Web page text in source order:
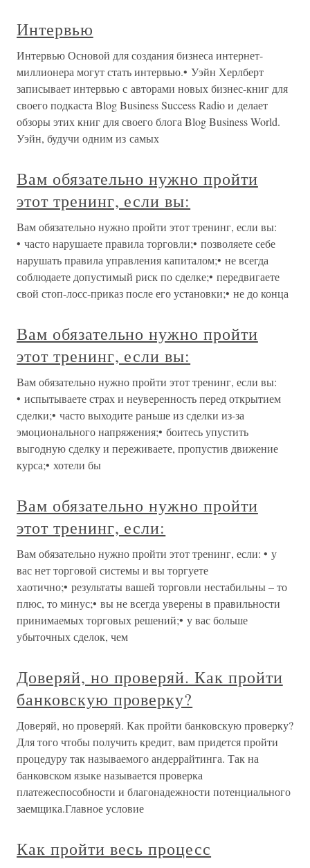
Интервью
Интервью Основой для создания бизнеса интернет-
миллионера могут стать интервью.• Уэйн Херлберт
записывает интервью с авторами новых бизнес-книг для
своего подкаста Blog Business Success Radio и делает
обзоры этих книг для своего блога Blog Business World.
Уэйн, будучи одним из самых
Вам обязательно нужно пройти
этот тренинг, если вы:
Вам обязательно нужно пройти этот тренинг, если вы:
• часто нарушаете правила торговли;• позволяете себе
нарушать правила управления капиталом;• не всегда
соблюдаете допустимый риск по сделке;• передвигаете
свой стоп-лосс-приказ после его установки;• не до конца
Вам обязательно нужно пройти
этот тренинг, если вы:
Вам обязательно нужно пройти этот тренинг, если вы:
• испытываете страх и неуверенность перед открытием
сделки;• часто выходите раньше из сделки из-за
эмоционального напряжения;• боитесь упустить
выгодную сделку и переживаете, пропустив движение
курса;• хотели бы
Вам обязательно нужно пройти
этот тренинг, если:
Вам обязательно нужно пройти этот тренинг, если: • у
вас нет торговой системы и вы торгуете
хаотично;• результаты вашей торговли нестабильны – то
плюс, то минус;• вы не всегда уверены в правильности
принимаемых торговых решений;• у вас больше
убыточных сделок, чем
Доверяй, но проверяй. Как пройти
банковскую проверку?
Доверяй, но проверяй. Как пройти банковскую проверку?
Для того чтобы получить кредит, вам придется пройти
процедуру так называемого андеррайтинга. Так на
банковском языке называется проверка
платежеспособности и благонадежности потенциального
заемщика.Главное условие
Как пройти весь процесс